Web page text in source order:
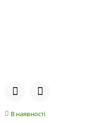
В наявності